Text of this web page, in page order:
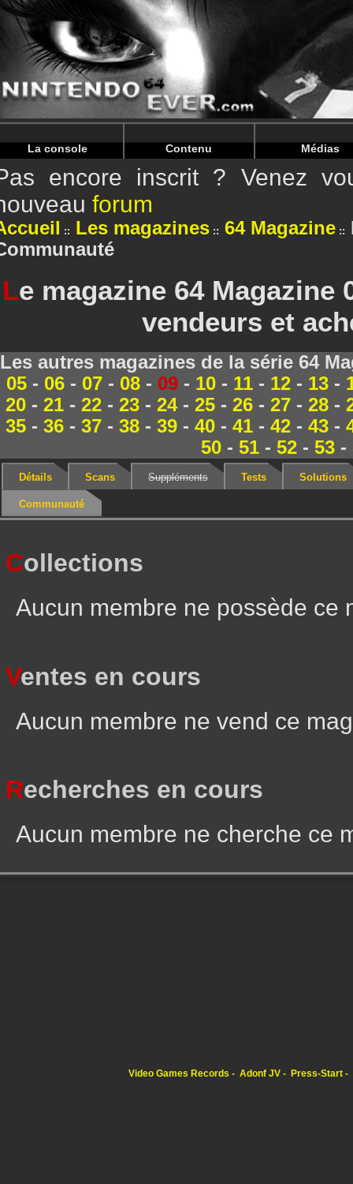
Warning: Undefined array key "HTTP_REFERER" in /
Warning: Undefined array key "HTTP_REFERER" in /
La console Contenu Médias
encore inscrit ? Venez
forum
Les magazines 64 Magazine
Le magazine 64 Magazine
vendeurs et
Les autres magazines de la série 64
05- 06- 07- 08- 09- 10- 11- 12- 13-
20 - 21 - 22 - 23 - 24- 25 - 26 - 27 - 28 -
35 - 36 - 37 - 38 - 39 - 40 - 41 - 42 - 43 -
50- 51- 52- 53-
Détails Scans Suppléments Tests Solutions
Communauté
Collections
Aucun membre ne possède ce
Ventes en cours
Aucun membre ne vend ce
Recherches en cours
Aucun membre ne cherche ce
Video Games Records Adonf JV Press-Start